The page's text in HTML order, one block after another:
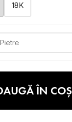
18K
ÎN COȘ